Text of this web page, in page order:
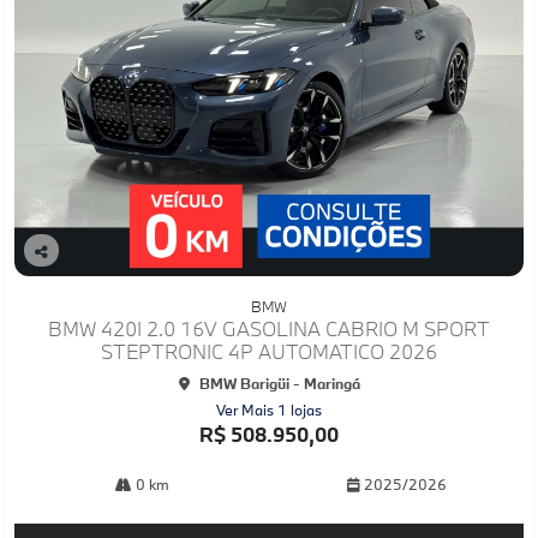
Co
lhe
BMW
BMW 420I 2.0 16V GASOLINA CABRIO M SPORT
STEPTRONIC 4P AUTOMATICO 2026
BMW Barigüi - Maringá
Ver Mais 1 lojas
R$ 508.950,00
0 km 2025/2026